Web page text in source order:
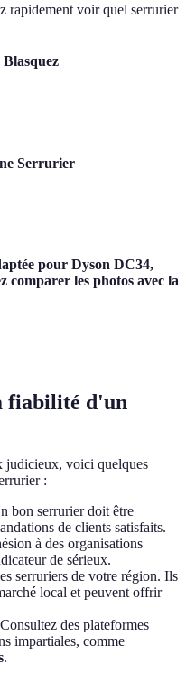
rapidement voir quel serrurier
Serrurier
pour Dyson DC34,
comparer les photos avec la
fiabilité d'un
judicieux, voici quelques
:
bon serrurier doit être
de clients satisfaits.
à des organisations
de sérieux.
serruriers de votre région. Ils
local et peuvent offrir
des plateformes
impartiales, comme
.